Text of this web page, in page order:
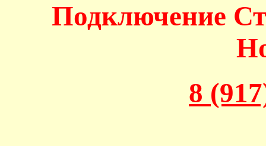
Подключение
8